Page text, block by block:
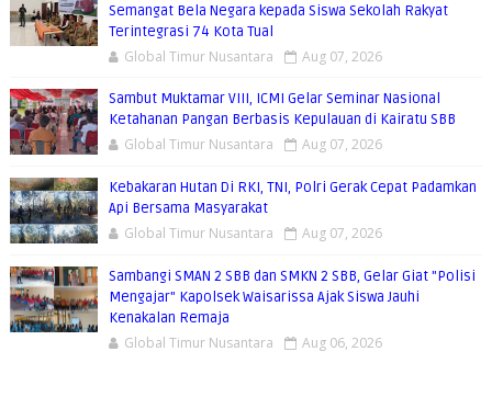
Semangat Bela Negara kepada Siswa Sekolah Rakyat
Terintegrasi 74 Kota Tual
Global Timur Nusantara Aug 07, 2026
Sambut Muktamar VIII, ICMI Gelar Seminar Nasional
Ketahanan Pangan Berbasis Kepulauan di Kairatu SBB
Global Timur Nusantara Aug 07, 2026
Kebakaran Hutan Di RKI, TNI, Polri Gerak Cepat Padamkan
Api Bersama Masyarakat
Global Timur Nusantara Aug 07, 2026
Sambangi SMAN 2 SBB dan SMKN 2 SBB, Gelar Giat "Polisi
Mengajar" Kapolsek Waisarissa Ajak Siswa Jauhi
Kenakalan Remaja
Global Timur Nusantara Aug 06, 2026